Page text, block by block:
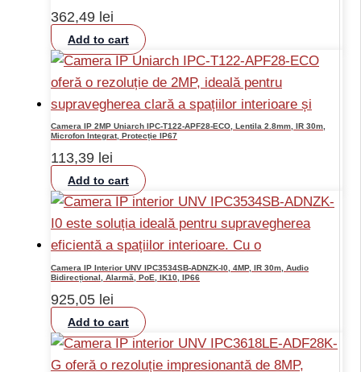
362,49 lei
Add to cart
Camera IP 2MP Uniarch IPC-T122-APF28-ECO, Lentila 2.8mm, IR 30m,
Microfon Integrat, Protecție IP67
113,39 lei
Add to cart
Camera IP Interior UNV IPC3534SB-ADNZK-I0, 4MP, IR 30m, Audio
Bidirecțional, Alarmă, PoE, IK10, IP66
925,05 lei
Add to cart